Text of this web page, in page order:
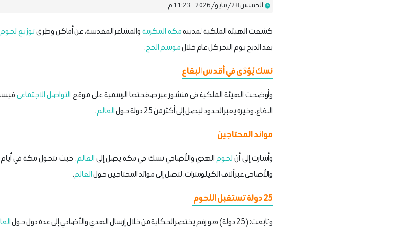
الخميس 28/مايو/2026 - 11:23 م
كشفت الهيئة الملكية لمدينةمكة المكرمةوالمشاعر المقدسة، عن أماكن وطرقتوزيع لحوم
بعد الذبح يوم النحر كل عام خلالموسم الحج.
نسك يُؤدَّى في أقدس البقاع
وأوضحت الهيئة الملكية في منشور عبر صفحتها الرسمية على موقع التواصل الاجتماعي
البقاع، وخيره يعبر الحدود ليصل إلى أكثر من 25 دولة حول
العالم. ‎
موائد المحتاجين
وأشارت إلى أنلحوم الهدي والأضاحي نسك في مكة يصل إلىالعالم، حيث تتحول مكة في أيام
والأضاحي عبر آلاف الكيلومترات، لتصل إلى موائد المحتاجين حولالعالم.
25 دولة تستقبل اللحوم
وتابعت: (25 دولة) هو رقم يختصر الحكاية من خلال إرسال الهدي والأضاحي إلى عدة دول حول